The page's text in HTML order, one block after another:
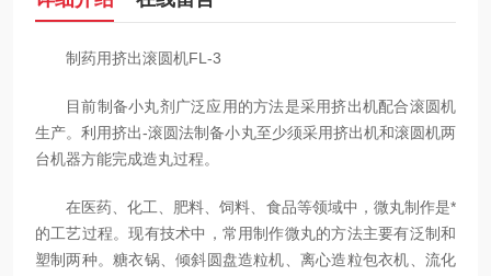
制药用挤出滚圆机FL-3
目前制备小丸剂广泛应用的方法是采用挤出机配合滚圆机
生产。利用挤出-滚圆法制备小丸至少须采用挤出机和滚圆机两
台机器方能完成造丸过程。
在医药、化工、肥料、饲料、食品等领域中，微丸制作是*
的工艺过程。现有技术中，常用制作微丸的方法主要有泛制和
塑制两种。糖衣锅、倾斜圆盘造粒机、离心造粒包衣机、流化